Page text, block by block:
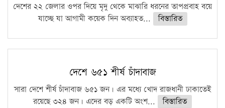
দেশের ২২ জেলার ওপর দিয়ে মৃদু থেকে মাঝারি ধরনের তাপপ্রবাহ বয়ে
যাচ্ছে যা আগামী কয়েক দিন অব্যাহত...
বিস্তারিত
দেশে ৬৫১ শীর্ষ চাঁদাবাজ
সারা দেশে শীর্ষ চাঁদাবাজ ৬৫১ জন। এর মধ্যে খোদ রাজধানী ঢাকাতেই
রয়েছে ৩২৪ জন। এদের বড় একটি অংশ...
বিস্তারিত